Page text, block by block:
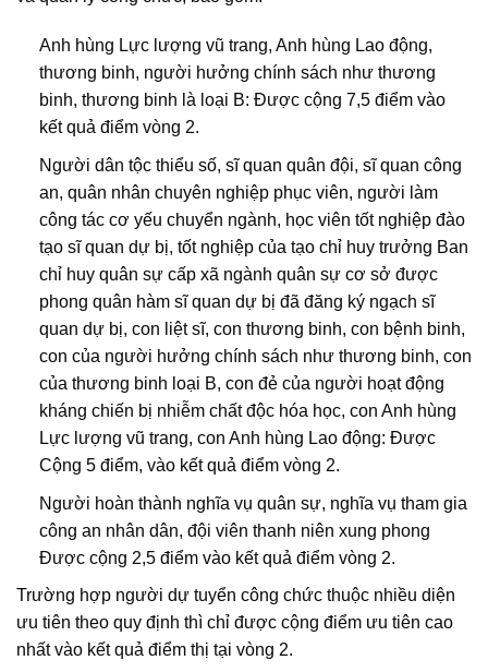
Anh hùng Lực lượng vũ trang, Anh hùng Lao động,
thương binh, người hưởng chính sách như thương
binh, thương binh là loại B: Được cộng 7,5 điểm vào
kết quả điểm vòng 2.
Người dân tộc thiểu số, sĩ quan quân đội, sĩ quan công
an, quân nhân chuyên nghiệp phục viên, người làm
công tác cơ yếu chuyển ngành, học viên tốt nghiệp đào
tạo sĩ quan dự bị, tốt nghiệp của tạo chỉ huy trưởng Ban
chỉ huy quân sự cấp xã ngành quân sự cơ sở được
phong quân hàm sĩ quan dự bị đã đăng ký ngạch sĩ
quan dự bị, con liệt sĩ, con thương binh, con bệnh binh,
con của người hưởng chính sách như thương binh, con
của thương binh loại B, con đẻ của người hoạt động
kháng chiến bị nhiễm chất độc hóa học, con Anh hùng
Lực lượng vũ trang, con Anh hùng Lao động: Được
Cộng 5 điểm, vào kết quả điểm vòng 2.
Người hoàn thành nghĩa vụ quân sự, nghĩa vụ tham gia
công an nhân dân, đội viên thanh niên xung phong
Được cộng 2,5 điểm vào kết quả điểm vòng 2.
Trường hợp người dự tuyển công chức thuộc nhiều diện
ưu tiên theo quy định thì chỉ được cộng điểm ưu tiên cao
nhất vào kết quả điểm thị tại vòng 2.